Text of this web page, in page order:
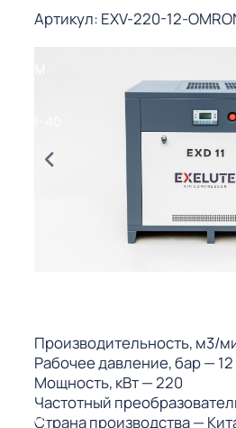
Артикул: EXV-220-12-
Производительность, м3/
Рабочее давление, бар— 12
Мощность, кВт— 220
Частотный
Страна производства—
(МКС)